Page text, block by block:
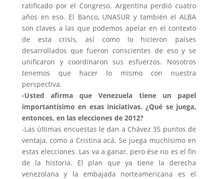
ratificado por el Congreso. Argentina perdió cuatro
años en eso. El Banco, UNASUR y también el ALBA
son claves a las que podemos apelar en el contexto
de esta crisis, así como lo hicieron países
desarrollados que fueron conscientes de eso y se
unificaron y coordinaron sus esfuerzos. Nosotros
tenemos que hacer lo mismo con nuestra
perspectiva.
-Usted afirma que Venezuela tiene un papel
importantísimo en esas iniciativas. ¿Qué se juega,
entonces, en las elecciones de 2012?
-Las últimas encuestas le dan a Chávez 35 puntos de
ventaja, como a Cristina acá. Se juega muchísimo en
estas elecciones. Las va a ganar, pero ése no es el fin
de la historia. El plan que ya tiene la derecha
venezolana y la embajada norteamericana es el